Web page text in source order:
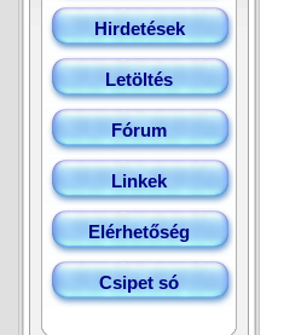
Hirdetések
Letöltés
Fórum
Linkek
Elérhetőség
Csipet só